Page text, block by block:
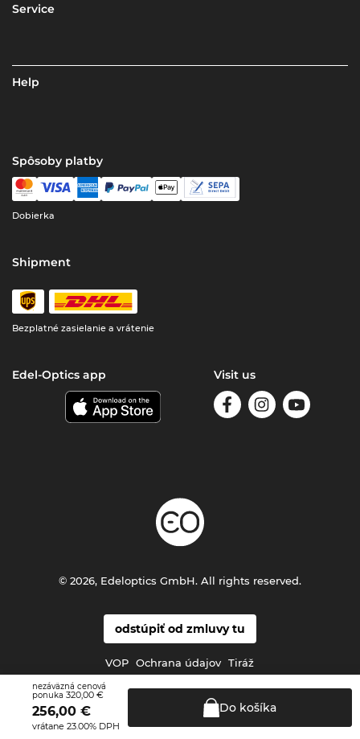
nezáväzná cenová
ponuka 320,00 €
256,00 €
vrátane 23.00% DPH
Do košíka
Service
Help
Spôsoby platby
Dobierka
Shipment
Bezplatné zasielanie a vrátenie
Edel-Optics app Visit us
odstúpiť od zmluvy tu
VOP Ochrana údajov Tiráž
© 2026, Edeloptics GmbH. All rights reserved.